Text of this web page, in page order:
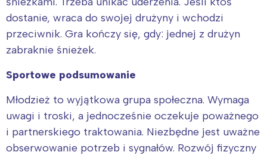
dostanie, wraca do swojej drużyny i wchodzi
przeciwnik. Gra kończy się, gdy: jednej z drużyn
zabraknie śnieżek.
Sportowe podsumowanie
Młodzież to wyjątkowa grupa społeczna. Wymaga
uwagi i troski, a jednocześnie oczekuje poważnego
i partnerskiego traktowania. Niezbędne jest uważne
obserwowanie potrzeb i sygnałów. Rozwój fizyczny